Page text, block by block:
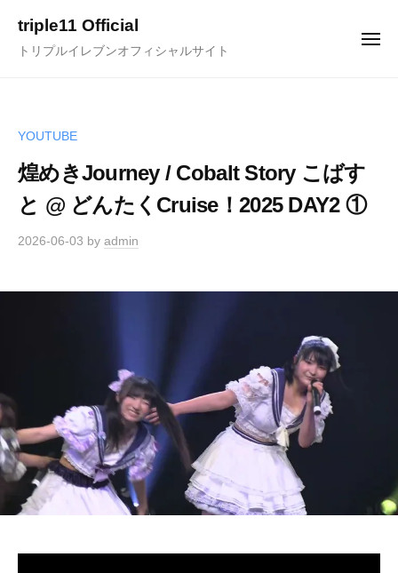
triple11 Official
トリプルイレブンオフィシャルサイト
メ
YOUTUBE
煌めきJourney / Cobalt Story こばす
と @ どんたくCruise！2025 DAY2 ①
2026-06-03 by admin